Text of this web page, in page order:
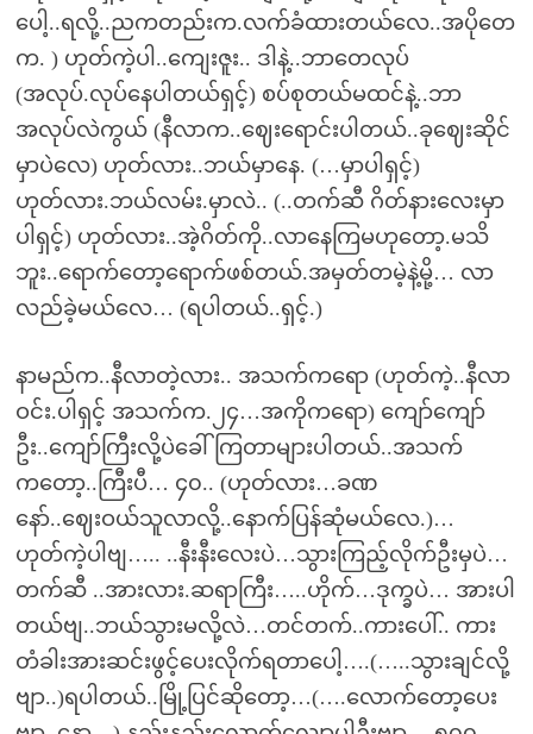
ပေါ့..ရလို့..ညကတည်းက.လက်ခံထားတယ်လေ..အပိုတေ
က. ) ဟုတ်ကဲ့ပါ..ကျေးဇူး.. ဒါနဲ့..ဘာတေလုပ်
(အလုပ်.လုပ်နေပါတယ်ရှင့်) စပ်စုတယ်မထင်နဲ့..ဘာ
အလုပ်လဲကွယ် (နီလာက..ဈေးရောင်းပါတယ်..ခုဈေးဆိုင်
မှာပဲလေ) ဟုတ်လား..ဘယ်မှာနေ. (…မှာပါရှင့်)
ဟုတ်လား.ဘယ်လမ်း.မှာလဲ.. (..တက်ဆီ ဂိတ်နားလေးမှာ
ပါရှင့်) ဟုတ်လား..အဲ့ဂိတ်ကို..လာနေကြမဟုတော့.မသိ
ဘူး..ရောက်တော့ရောက်ဖစ်တယ်.အမှတ်တမဲ့နဲ့မို့… လာ
လည်ခဲ့မယ်လေ… (ရပါတယ်..ရှင့်.)
နာမည်က..နီလာတဲ့လား.. အသက်ကရော (ဟုတ်ကဲ့..နီလာ
ဝင်း.ပါရှင့် အသက်က.၂၄…အကိုကရော) ကျော်ကျော်
ဦး..ကျော်ကြီးလို့ပဲခေါ်ကြတာများပါတယ်..အသက်
ကတော့..ကြီးပီ… ၄၀.. (ဟုတ်လား…ခဏ
နော်..ဈေးဝယ်သူလာလို့..နောက်ပြန်ဆုံမယ်လေ.)…
ဟုတ်ကဲ့ပါဗျ….. ..နီးနီးလေးပဲ…သွားကြည့်လိုက်ဦးမှပဲ…
တက်ဆီ ..အားလား.ဆရာကြီး…..ဟိုက်…ဒုက္ခပဲ… အားပါ
တယ်ဗျ..ဘယ်သွားမလို့လဲ…တင်တက်..ကားပေါ်.. ကား
တံခါးအားဆင်းဖွင့်ပေးလိုက်ရတာပေါ့….(…..သွားချင်လို့
ဗျာ..)ရပါတယ်..မြို့ပြင်ဆိုတော့…(….လောက်တော့ပေး